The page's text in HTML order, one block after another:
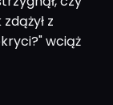
z
wciąż